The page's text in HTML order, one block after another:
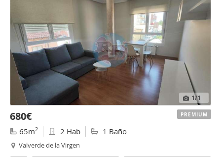
1/1
680€
65m2 2 Hab 1 Baño
Valverde de la Virgen
PREMIUM